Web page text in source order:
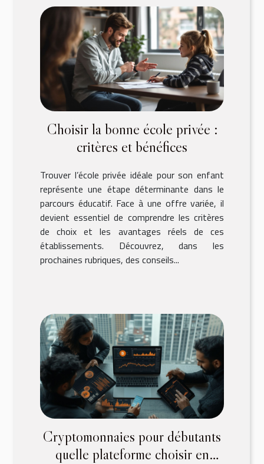
Choisir la bonne école privée :
critères et bénéfices
Trouver l’école privée idéale pour son enfant
représente une étape déterminante dans le
parcours éducatif. Face à une offre variée, il
devient essentiel de comprendre les critères
de choix et les avantages réels de ces
établissements. Découvrez, dans les
prochaines rubriques, des conseils...
Cryptomonnaies pour débutants
quelle plateforme choisir en